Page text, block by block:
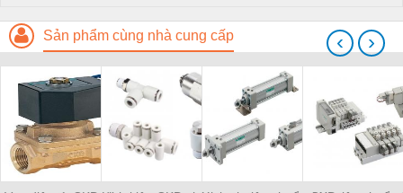
Sản phẩm cùng nhà cung cấp ‹ ›